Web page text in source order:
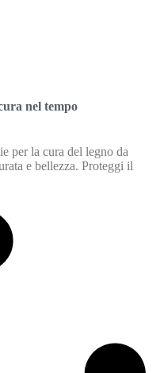
nel tempo
per la cura del legno da
e bellezza. Proteggi il